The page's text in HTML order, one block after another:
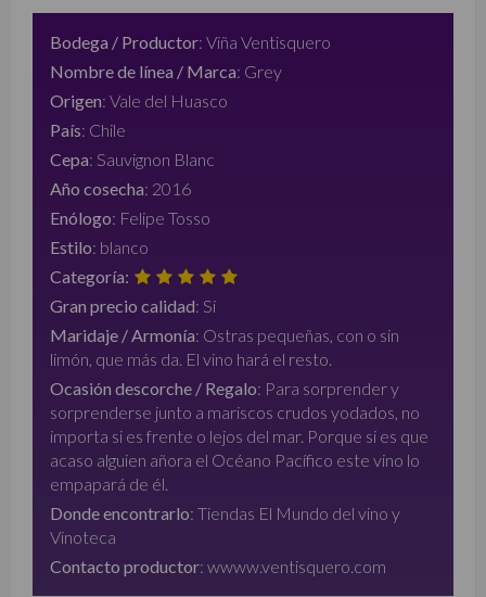
Bodega / Productor: Viña Ventisquero
Nombre de línea / Marca: Grey
Origen: Vale del Huasco
País: Chile
Cepa: Sauvignon Blanc
Año cosecha: 2016
Enólogo: Felipe Tosso
Estilo: blanco
Categoría:
Gran precio calidad: Si
Maridaje / Armonía: Ostras pequeñas, con o sin
limón, que más da. El vino hará el resto.
Ocasión descorche / Regalo: Para sorprender y
sorprenderse junto a mariscos crudos yodados, no
importa si es frente o lejos del mar. Porque si es que
acaso alguien añora el Océano Pacífico este vino lo
empapará de él.
Donde encontrarlo: Tiendas El Mundo del vino y
Vinoteca
Contacto productor: wwww.ventisquero.com